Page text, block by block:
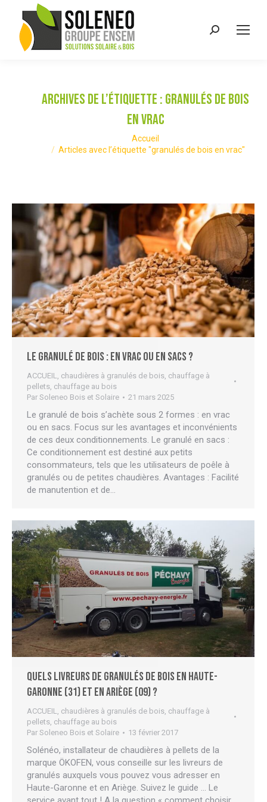
Recherche
Archives de l’étiquette : granulés de bois
en vrac
Accueil
Articles avec l’étiquette "granulés de bois en vrac"
Le granulé de bois : en vrac ou en sacs ?
ACCUEIL, chaudières à granulés de bois, chauffage à
pellets, chauffage au bois
Par Soleneo Bois et Solaire 21 mars 2025
Le granulé de bois s’achète sous 2 formes : en vrac
ou en sacs. Focus sur les avantages et inconvénients
de ces deux conditionnements. Le granulé en sacs :
Ce conditionnement est destiné aux petits
consommateurs, tels que les utilisateurs de poêle à
granulés ou de petites chaudières. Avantages : Facilité
de manutention et de…
Quels livreurs de granulés de bois en Haute-
Garonne (31) et en Ariège (09) ?
ACCUEIL, chaudières à granulés de bois, chauffage à
pellets, chauffage au bois
Par Soleneo Bois et Solaire 13 février 2017
Solénéo, installateur de chaudières à pellets de la
marque ÖKOFEN, vous conseille sur les livreurs de
granulés auxquels vous pouvez vous adresser en
Haute-Garonne et en Ariège. Suivez le guide … Le